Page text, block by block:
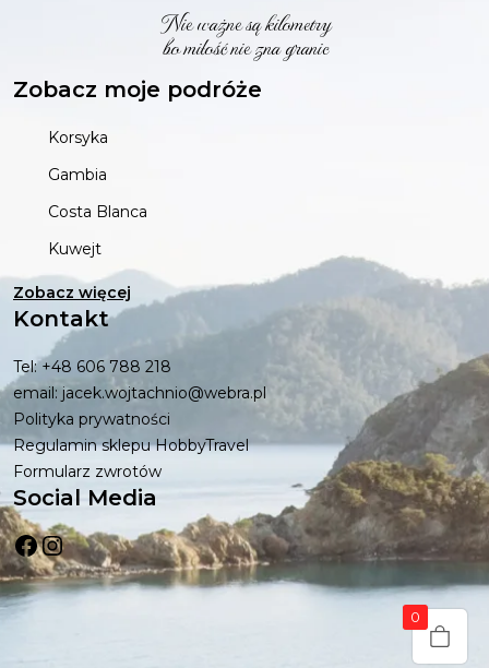
Nie ważne są kilometry
bo miłość nie zna granic
Zobacz moje podróże
Korsyka
Gambia
Costa Blanca
Kuwejt
Zobacz więcej
Kontakt
Tel: +48 606 788 218
email: jacek.wojtachnio@webra.pl
Polityka prywatności
Regulamin sklepu HobbyTravel
Formularz zwrotów
Social Media
Facebook
Instagram
0